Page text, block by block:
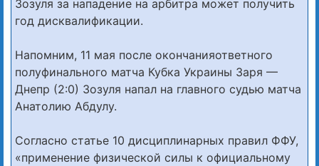
Зозуля за нападение на арбитра может получить
год дисквалификации.
Напомним, 11 мая после окончанияответного
полуфинального матча Кубка Украины Заря —
Днепр (2:0) Зозуля напал на главного судью матча
Анатолию Абдулу.
Согласно статье 10 дисциплинарных правил ФФУ,
«применение физической силы к официальному